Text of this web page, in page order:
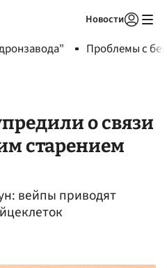
Новости
Проблемы с
о связи
старением
вейпы приводят